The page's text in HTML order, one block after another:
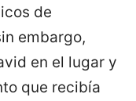
de
embargo,
en el lugar y
que recibía